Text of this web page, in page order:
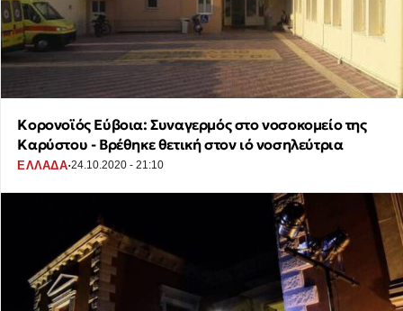
Κορονοϊός Εύβοια: Συναγερμός στο νοσοκομείο της
Καρύστου - Βρέθηκε θετική στον ιό νοσηλεύτρια
ΕΛΛΑΔΑ·24.10.2020 - 21:10